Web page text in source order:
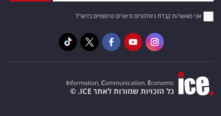
אני מאשר/ת קבלת ניוזלטרים ודיוורים פרסומיים בדוא"ל
Information, Communication, Economic
כל הזכויות שמורות לאתר ICE. ©